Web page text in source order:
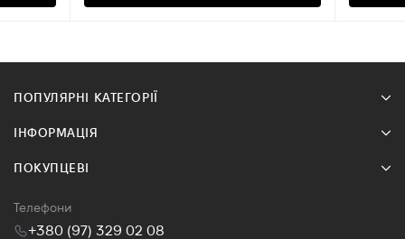
ПОПУЛЯРНІ КАТЕГОРІЇ
ІНФОРМАЦІЯ
ПОКУПЦЕВІ
Телефони
+380 (97) 329 02 08